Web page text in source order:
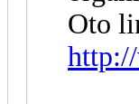
Oto